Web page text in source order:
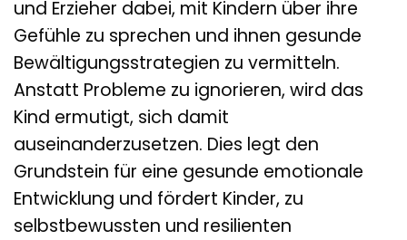
und Erzieher dabei, mit Kindern über ihre
Gefühle zu sprechen und ihnen gesunde
Bewältigungsstrategien zu vermitteln.
Anstatt Probleme zu ignorieren, wird das
Kind ermutigt, sich damit
auseinanderzusetzen. Dies legt den
Grundstein für eine gesunde emotionale
Entwicklung und fördert Kinder, zu
selbstbewussten und resilienten